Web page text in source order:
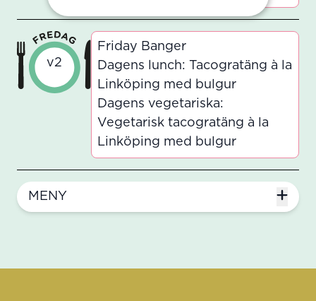
v2
Friday Banger
Dagens lunch: Tacogratäng à la
Linköping med bulgur
Dagens vegetariska:
Vegetarisk tacogratäng à la
Linköping med bulgur
MENY